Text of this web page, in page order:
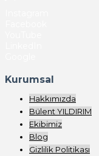
Kurumsal
Hakkımızda
Bülent YILDIRIM
Ekibimiz
Blog
Gizlilik Politikası